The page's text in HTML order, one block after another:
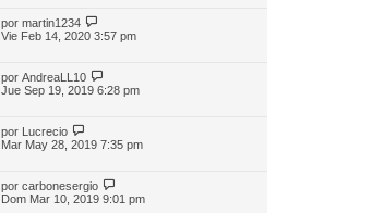
por martin1234
Vie Feb 14, 2020 3:57 pm
por AndreaLL10
Jue Sep 19, 2019 6:28 pm
por Lucrecio
Mar May 28, 2019 7:35 pm
por carbonesergio
Dom Mar 10, 2019 9:01 pm